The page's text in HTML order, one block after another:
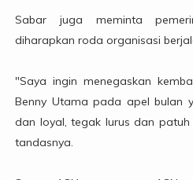
Sabar juga meminta
diharapkan roda organisasi
"Saya ingin menegaskan
Benny Utama pada apel bulan
dan loyal, tegak lurus dan
tandasnya.